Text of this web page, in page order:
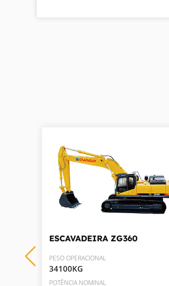
ESCAVADEIRA ZG360
PESO OPERACIONAL
34100KG
POTÊNCIA NOMINAL